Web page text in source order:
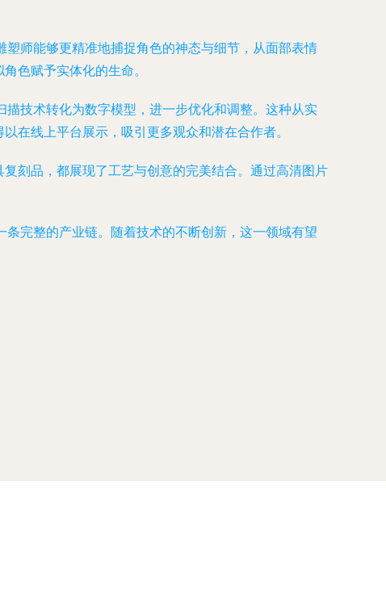
师能够更精准地捕捉角色的神态与细节，从面部表情
色赋予实体化的生命。
技术转化为数字模型，进一步优化和调整。这种从实
在线上平台展示，吸引更多观众和潜在合作者。
刻品，都展现了工艺与创意的完美结合。通过高清图片
完整的产业链。随着技术的不断创新，这一领域有望